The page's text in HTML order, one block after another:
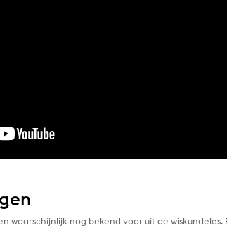
waarschijnlijk nog bekend voor uit de